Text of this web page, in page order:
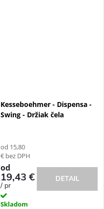
Kesseboehmer - Dispensa -
Swing - Držiak čela
od 15,80
€ bez DPH
od
19,43 €
/ pr
Skladom
DETAIL